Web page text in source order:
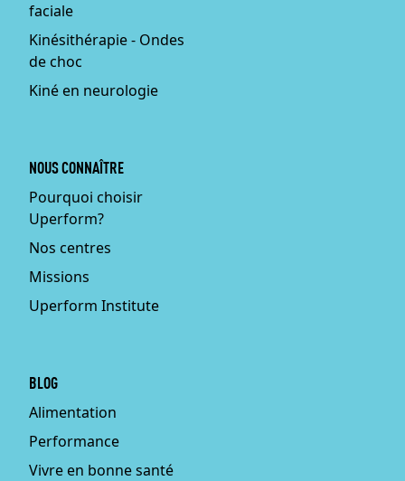
faciale
Kinésithérapie - Ondes
de choc
Kiné en neurologie
NOUS CONNAÎTRE
Pourquoi choisir
Uperform?
Nos centres
Missions
Uperform Institute
BLOG
Alimentation
Performance
Vivre en bonne santé